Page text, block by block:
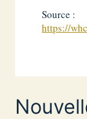
Source :
https://